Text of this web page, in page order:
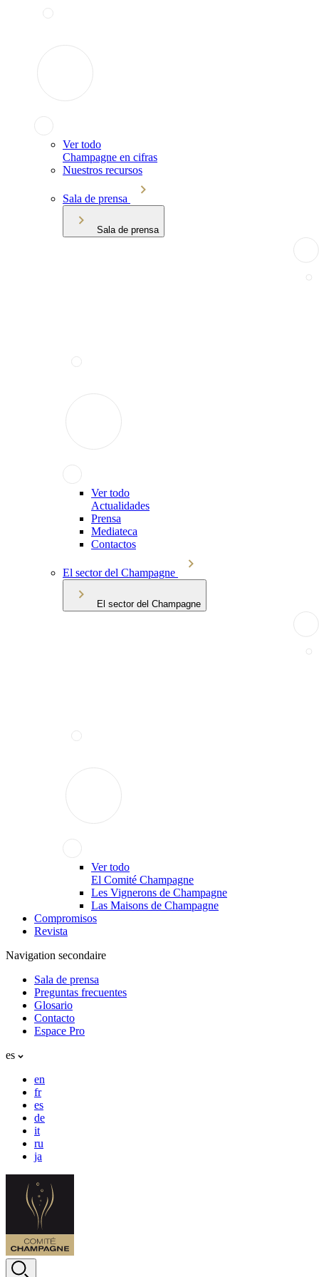
Ver todo
Champagne en cifras
Nuestros recursos
Sala de prensa
Sala de prensa
Ver todo
Actualidades
Prensa
Mediateca
Contactos
El sector del Champagne
El sector del Champagne
Ver todo
El Comité Champagne
Les Vignerons de Champagne
Las Maisons de Champagne
Compromisos
Revista
Navigation secondaire
Sala de prensa
Preguntas frecuentes
Glosario
Contacto
Espace Pro
es
en
fr
es
de
it
ru
ja